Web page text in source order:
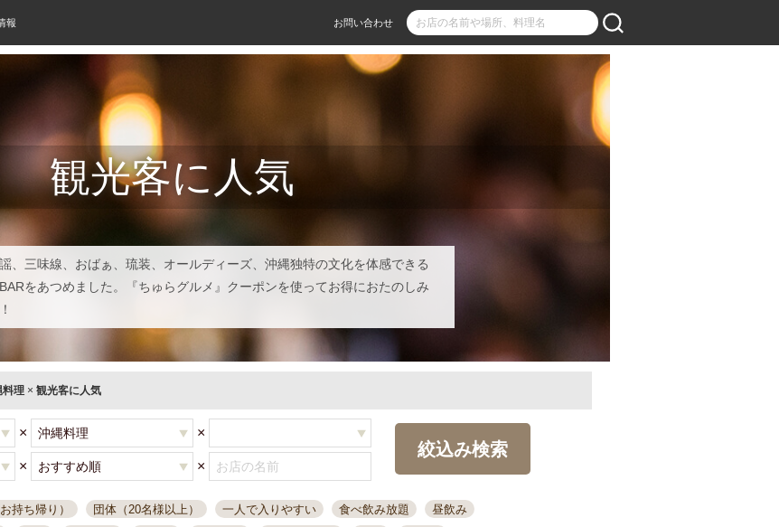
報 お問い合わせ
観光客に人気
、三味線、おばぁ、琉装、オールディーズ、沖縄独特の文化を体感できる
をあつめました。『ちゅらグルメ』クーポンを使ってお得におたのしみ
料理 × 観光客に人気
× ×
× ×
絞込み検索
持ち帰り） 団体（20名様以上） 一人で入りやすい 食べ飲み放題
昼飲み